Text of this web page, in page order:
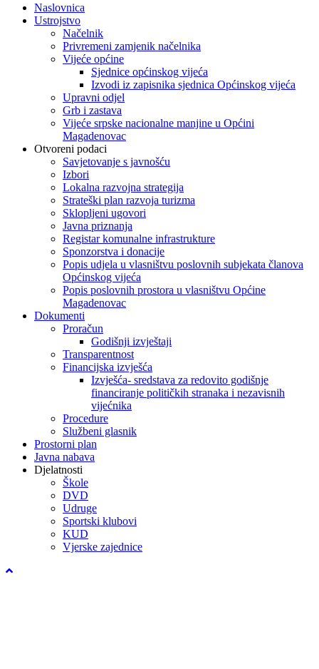
Naslovnica
Ustrojstvo
Načelnik
Privremeni zamjenik načelnika
Vijeće općine
Sjednice općinskog vijeća
Izvodi iz zapisnika sjednica Općinskog vijeća
Upravni odjel
Grb i zastava
Vijeće srpske nacionalne manjine u Općini
Magadenovac
Otvoreni podaci
Savjetovanje s javnošću
Izbori
Lokalna razvojna strategija
Strateški plan razvoja turizma
Sklopljeni ugovori
Javna priznanja
Registar komunalne infrastrukture
Sponzorstva i donacije
Popis udjela u vlasništvu poslovnih subjekata članova
Općinskog vijeća
Popis poslovnih prostora u vlasništvu Općine
Magadenovac
Dokumenti
Proračun
Godišnji izvještaji
Transparentnost
Financijska izvješća
Izvješća- sredstava za redovito godišnje
financiranje političkih stranaka i nezavisnih
vijećnika
Procedure
Službeni glasnik
Prostorni plan
Javna nabava
Djelatnosti
Škole
DVD
Udruge
Sportski klubovi
KUD
Vjerske zajednice